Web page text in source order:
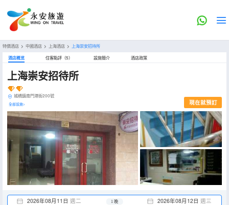
特價酒店 > 中國酒店 > 上海酒店 > 上海崇安招待所
酒店概览 住客點評（5） 設施簡介 酒店政策
上海崇安招待所
城橋鎮南門港街200號
全部設施> 現在就預訂
2026年08月11日 週二 2026年08月12日 週三
1 晚